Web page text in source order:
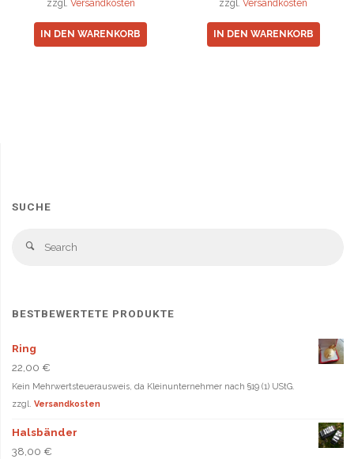
zzgl. Versandkosten
IN DEN WARENKORB
zzgl.Versandkosten
IN DEN WARENKORB
SUCHE
Search
BESTBEWERTETE PRODUKTE
Ring
22,00 €
Kein Mehrwertsteuerausweis, da Kleinunternehmer nach §19 (1) UStG.
zzgl. Versandkosten
Halsbänder
38,00 €